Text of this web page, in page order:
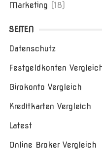
Marketing (18)
SEITEN
Datenschutz
Festgeldkonten
Girokonto Vergleich
Kreditkarten Vergleich
Latest
Online Broker Vergleich